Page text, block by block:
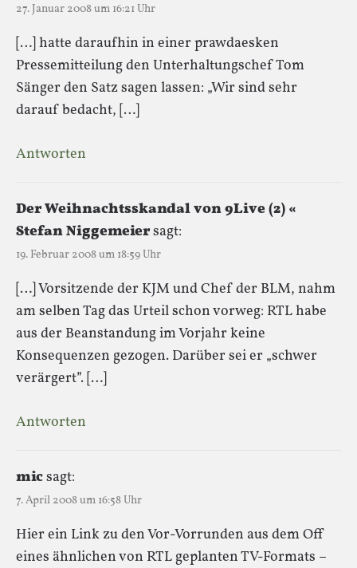
27. Januar 2008 um 16:21 Uhr
[…] hatte daraufhin in einer prawdaesken
Pressemitteilung den Unterhaltungschef Tom
Sänger den Satz sagen lassen: „Wir sind sehr
darauf bedacht, […]
Antworten
Der Weihnachtsskandal von 9Live (2) «
Stefan Niggemeiersagt:
19. Februar 2008 um 18:59 Uhr
[…] Vorsitzende der KJM und Chef der BLM, nahm
am selben Tag das Urteil schon vorweg: RTL habe
aus der Beanstandung im Vorjahr keine
Konsequenzen gezogen. Darüber sei er „schwer
verärgert”. […]
Antworten
micsagt:
7. April 2008 um 16:58 Uhr
Hier ein Link zu den Vor-Vorrunden aus dem Off
eines ähnlichen von RTL geplanten TV-Formats –